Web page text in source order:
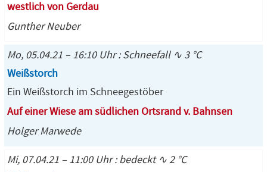
westlich von Gerdau
Gunther Neuber
Mo, 05.04.21 – 16:10 Uhr : Schneefall ∿ 3 °C
Weißstorch
Ein Weißstorch im Schneegestöber
Auf einer Wiese am südlichen Ortsrand v. Bahnsen
Holger Marwede
Mi, 07.04.21 – 11:00 Uhr : bedeckt ∿ 2 °C